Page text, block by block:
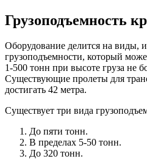
Грузоподъемность
Оборудование делится на виды,
грузоподъемности, который
1-500 тонн при высоте груза не
Существующие пролеты для
достигать 42 метра.
Существует три вида
До пяти тонн.
В пределах 5-50 тонн.
До 320 тонн.